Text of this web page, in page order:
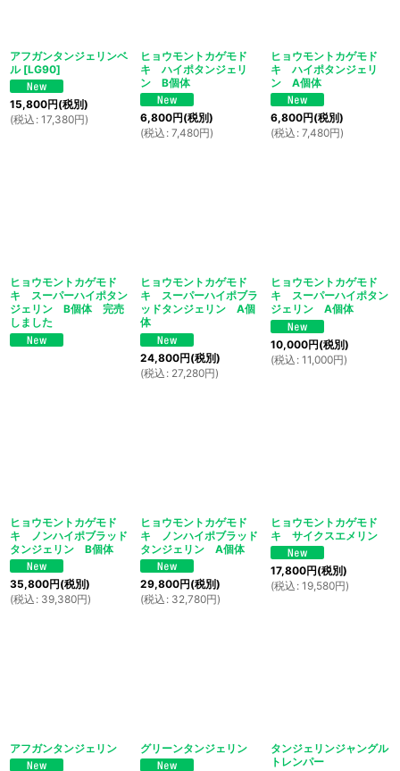
アフガンタンジェリンベ
ル [LG90]
15,800円(税別)
(税込 : 17,380円)
ヒョウモントカゲモド
キ ハイポタンジェリ
ン B個体
6,800円(税別)
(税込 : 7,480円)
ヒョウモントカゲモド
キ ハイポタンジェリ
ン A個体
6,800円(税別)
(税込 : 7,480円)
ヒョウモントカゲモド
キ スーパーハイポタン
ジェリン B個体 完売
しました
ヒョウモントカゲモド
キ スーパーハイポブラ
ッドタンジェリン A個
体
24,800円(税別)
(税込 : 27,280円)
ヒョウモントカゲモド
キ スーパーハイポタン
ジェリン A個体
10,000円(税別)
(税込 : 11,000円)
ヒョウモントカゲモド
キ ノンハイポブラッド
タンジェリン B個体
35,800円(税別)
(税込 : 39,380円)
ヒョウモントカゲモド
キ ノンハイポブラッド
タンジェリン A個体
29,800円(税別)
(税込 : 32,780円)
ヒョウモントカゲモド
キ サイクスエメリン
17,800円(税別)
(税込 : 19,580円)
アフガンタンジェリン グリーンタンジェリン
タンジェリンジャングル
トレンパー